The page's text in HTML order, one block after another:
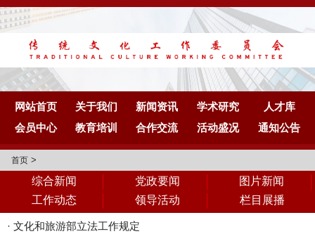
网站首页 关于我们 新闻资讯 学术研究
人才库
会员中心
教育培训 合作交流 活动盛况 通知公告
首页 >
综合新闻 党政要闻
图片新闻
工作动态
领导活动 栏目展播
· 文化和旅游部立法工作规定